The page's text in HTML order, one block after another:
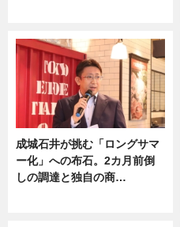
成城石井が挑む「ロングサマ
ー化」への布石。2カ月前倒
しの調達と独自の商…